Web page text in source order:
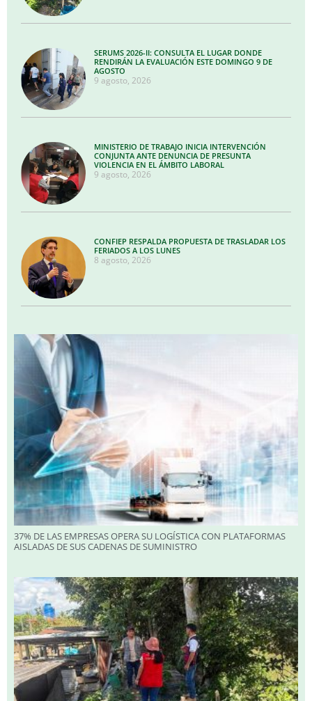
SERUMS 2026-II: CONSULTA EL LUGAR DONDE
RENDIRÁN LA EVALUACIÓN ESTE DOMINGO 9 DE
AGOSTO
9 agosto, 2026
MINISTERIO DE TRABAJO INICIA INTERVENCIÓN
CONJUNTA ANTE DENUNCIA DE PRESUNTA
VIOLENCIA EN EL ÁMBITO LABORAL
9 agosto, 2026
CONFIEP RESPALDA PROPUESTA DE TRASLADAR LOS
FERIADOS A LOS LUNES
8 agosto, 2026
37% DE LAS EMPRESAS OPERA SU LOGÍSTICA CON PLATAFORMAS
AISLADAS DE SUS CADENAS DE SUMINISTRO